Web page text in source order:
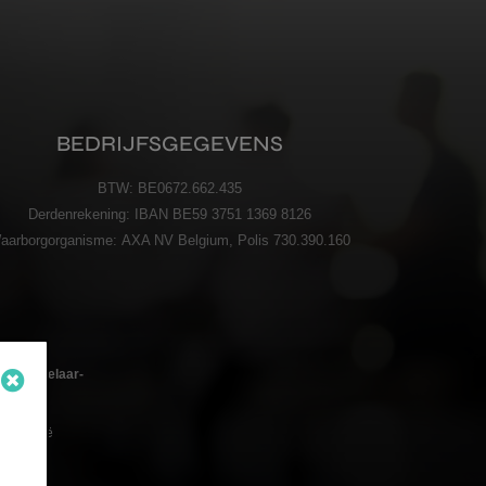
BEDRIJFSGEGEVENS
BTW: BE0672.662.435
Derdenrekening: IBAN BE59 3751 1369 8126
AXA NV Belgium, Polis 730.390.160
– België